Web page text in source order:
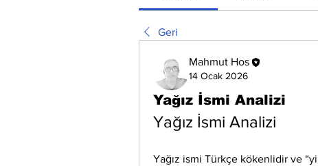
Geri
Mahmut Hos
14 Ocak 2026
Yağız İsmi Analizi
Yağız İsmi Analizi
Yağız ismi Türkçe kökenlidir ve